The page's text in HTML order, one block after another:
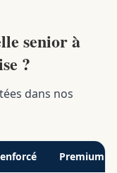
senior à
?
dans nos
Premium